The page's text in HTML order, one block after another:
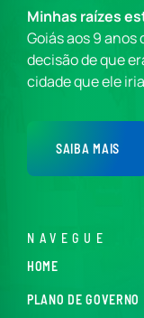
Minhas raízes
Goiás aos 9 anos
decisão de que
cidade que ele
SAIBA MAIS
NAVEGUE
HOME
PLANO DE GOVERNO